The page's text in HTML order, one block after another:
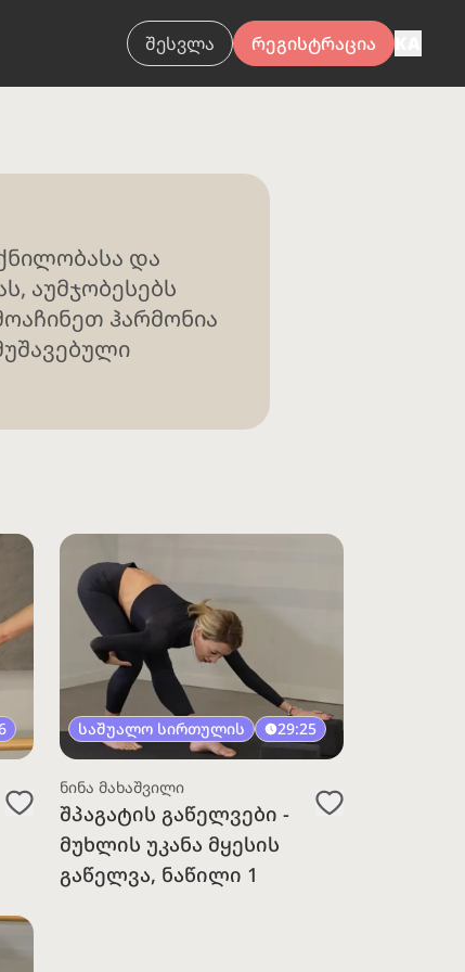
შესვლა რეგისტრაცია
და
აუმჯობესებს
ჰარმონია
საშუალო სირთულის 29:25
ნინა მახაშვილი
შპაგატის გაწელვები -
მუხლის უკანა მყესის
გაწელვა, ნაწილი 1